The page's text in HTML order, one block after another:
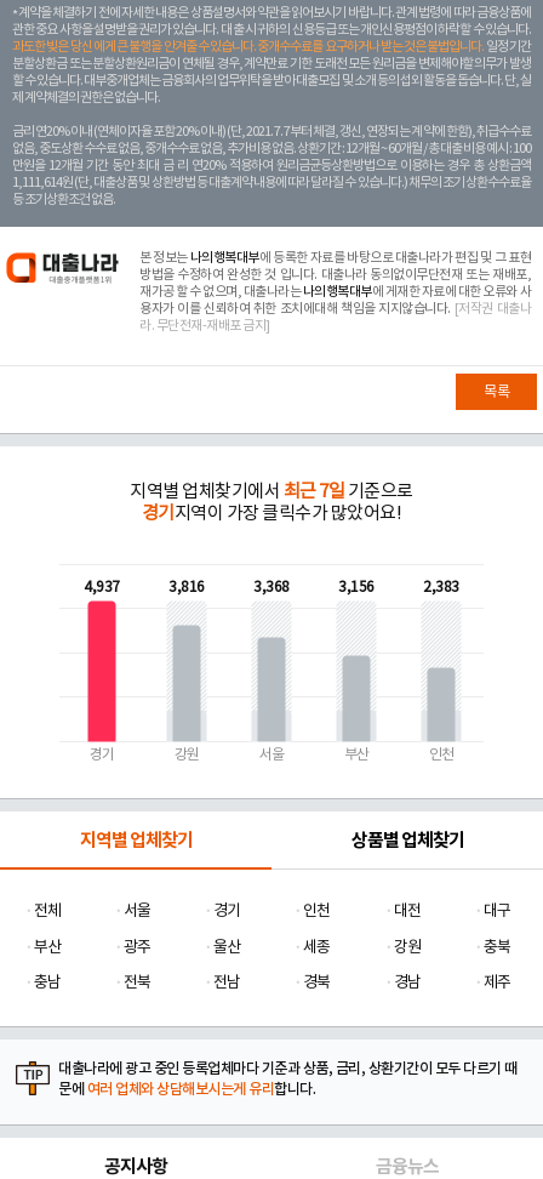
계약을 체결하기 전에 자세한 내용은 상품설명서와 약관을 읽어보시기 바랍니다. 관계 법령에 따라 금융상품에
관한 중요 사항을 설명받을 권리가 있습니다. 대 출 시 귀하의 신용등급 또는 개인신용평점이 하락할 수 있습니다.
과도한 빚은 당신 에게 큰 불행을 안겨줄 수 있습니다. 중개수수료를 요구하거나 받는 것은 불법입니다. 일정 기간
분할상환금 또는 분할상환원리금이 연체될 경우, 계약만료 기한 도래전 모든 원리금을 변제해야할 의무가 발생
할 수 있습니다. 대부중개업체는 금융회사의 업무위탁을 받아 대출모집 및 소개 등의 섭외 활동을 돕습니다. 단, 실
제 계약체결의 권한은 없습니다.
금리 연20% 이내 (연체이자율 포함 20% 이내) (단, 2021. 7. 7부터 체결, 갱신, 연장되는 계 약에 한함), 취급수수료
없음, 중도상환 수수료 없음, 중개수수료 없음, 추가비용 없음. 상환기간 : 12개월 ~ 60개월 / 총 대출 비용 예시 : 100
만원을 12개월 기간 동안 최대 금 리 연20% 적용하여 원리금균등상환방법으로 이용하는 경우 총 상환금액
1,111,614원 (단, 대출상품 및 상환방법 등 대출계약 내용에 따라 달라질 수 있습니다.) 채무의 조기 상환수수료율
등 조기상환조건 없음.
본 정보는 나의행복대부에 등록한 자료를 바탕으로 대출나라가 편집 및 그 표현
방법을 수정하여 완성한 것 입니다. 대출나라 동의없이무단전재 또는 재배포,
재가공 할 수 없으며, 대출나라는나의행복대부에 게재한 자료에 대한 오류와 사
용자가 이를 신뢰하여 취한 조치에대해 책임을 지지않습니다. [저작권 대출나
라. 무단전재-재배포 금지]
목록
지역별 업체찾기에서 최근 7일 기준으로
경기 지역이 가장 클릭수가 많았어요!
4,937
경기
3,816
강원
3,368
서울
3,156
부산
2,383
인천
지역별 업체찾기 상품별 업체찾기
전체 서울 경기 인천 대전
대구
부산
광주 울산 세종 강원
충북
충남
전북 전남 경북 경남 제주
대출나라에 광고 중인 등록업체마다 기준과 상품, 금리, 상환기간이 모두 다르기 때
문에 여러 업체와 상담해보시는게 유리합니다.
공지사항 금융뉴스